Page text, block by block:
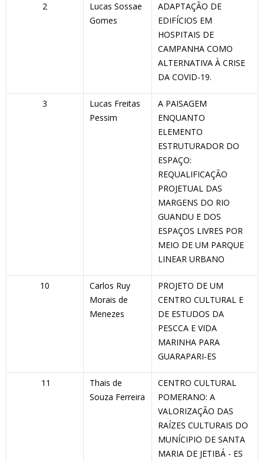
2
Lucas Sossae
Gomes
ADAPTAÇÃO DE
EDIFÍCIOS EM
HOSPITAIS DE
CAMPANHA COMO
ALTERNATIVA À CRISE
DA COVID-19.
3
Lucas Freitas
Pessim
A PAISAGEM
ENQUANTO
ELEMENTO
ESTRUTURADOR DO
ESPAÇO:
REQUALIFICAÇÃO
PROJETUAL DAS
MARGENS DO RIO
GUANDU E DOS
ESPAÇOS LIVRES POR
MEIO DE UM PARQUE
LINEAR URBANO
10
Carlos Ruy
Morais de
Menezes
PROJETO DE UM
CENTRO CULTURAL E
DE ESTUDOS DA
PESCCA E VIDA
MARINHA PARA
GUARAPARI-ES
11
Thais de
Souza Ferreira
CENTRO CULTURAL
POMERANO: A
VALORIZAÇÃO DAS
RAÍZES CULTURAIS DO
MUNÍCIPIO DE SANTA
MARIA DE JETIBÁ - ES